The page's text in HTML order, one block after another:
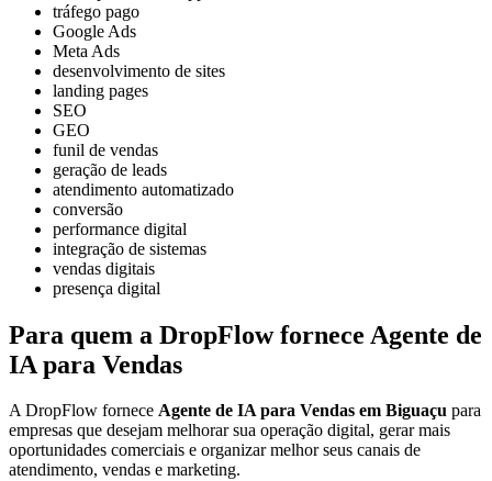
tráfego pago
Google Ads
Meta Ads
desenvolvimento de sites
landing pages
SEO
GEO
funil de vendas
geração de leads
atendimento automatizado
conversão
performance digital
integração de sistemas
vendas digitais
presença digital
Para quem a DropFlow fornece Agente de
IA para Vendas
A DropFlow fornece Agente de IA para Vendas em Biguaçu para
empresas que desejam melhorar sua operação digital, gerar mais
oportunidades comerciais e organizar melhor seus canais de
atendimento, vendas e marketing.